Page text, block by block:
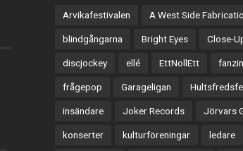
Arvikafestivalen A West Side
blindgångarna Bright Eyes Close-
discjockey ellé EttNollEtt
frågepop Garageligan
insändare Joker Records Jörvars
konserter kulturföreningar ledare